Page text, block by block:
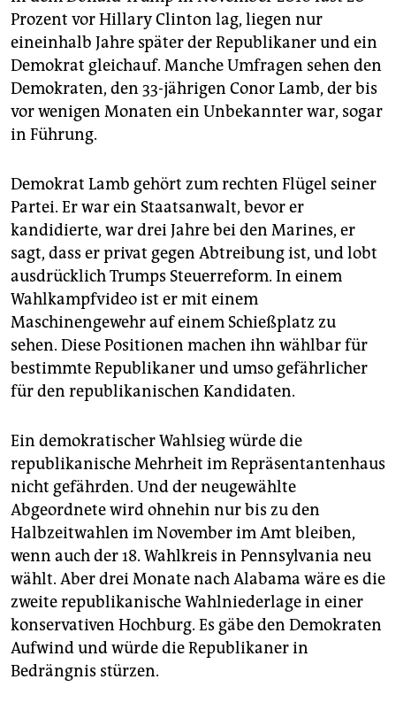
Prozent vor Hillary Clinton lag, liegen nur
eineinhalb Jahre später der Republikaner und ein
Demokrat gleichauf. Manche Umfragen sehen den
Demokraten, den 33-jährigen Conor Lamb, der bis
vor wenigen Monaten ein Unbekannter war, sogar
in Führung.
Demokrat Lamb gehört zum rechten Flügel seiner
Partei. Er war ein Staatsanwalt, bevor er
kandidierte, war drei Jahre bei den Marines, er
sagt, dass er privat gegen Abtreibung ist, und lobt
ausdrücklich Trumps Steuerreform. In einem
Wahlkampfvideo ist er mit einem
Maschinengewehr auf einem Schießplatz zu
sehen. Diese Positionen machen ihn wählbar für
bestimmte Republikaner und umso gefährlicher
für den republikanischen Kandidaten.
Ein demokratischer Wahlsieg würde die
republikanische Mehrheit im Repräsentantenhaus
nicht gefährden. Und der neugewählte
Abgeordnete wird ohnehin nur bis zu den
Halbzeitwahlen im November im Amt bleiben,
wenn auch der 18. Wahlkreis in Pennsylvania neu
wählt. Aber drei Monate nach Alabama wäre es die
zweite republikanische Wahlniederlage in einer
konservativen Hochburg. Es gäbe den Demokraten
Aufwind und würde die Republikaner in
Bedrängnis stürzen.